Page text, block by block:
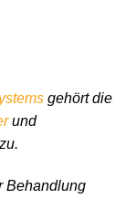
gehört die
und
Behandlung